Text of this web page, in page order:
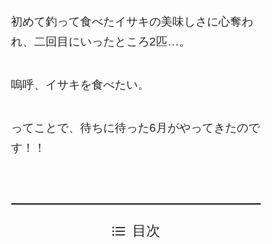
初めて釣って食べたイサキの美味しさに心奪わ
れ、二回目にいったところ2匹…。
嗚呼、イサキを食べたい。
ってことで、待ちに待った6月がやってきたので
す！！
目次